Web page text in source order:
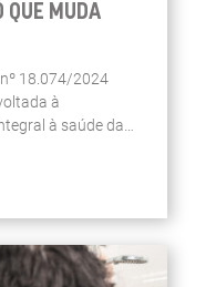
QUE MUDA
18.074/2024
à
à saúde das
em
forma simples o